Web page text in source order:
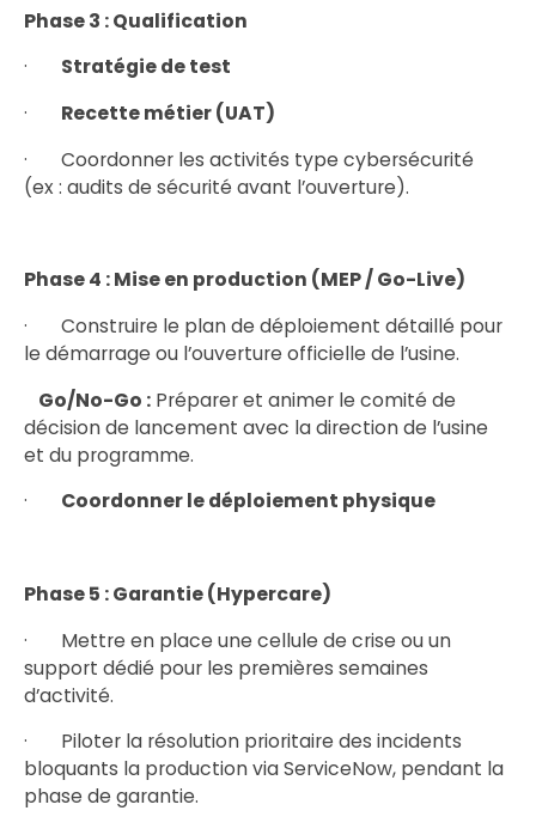
Phase 3 : Qualification
· Stratégie de test
· Recette métier (UAT)
· Coordonner les activités type cybersécurité
(ex : audits de sécurité avant l’ouverture).
Phase 4 : Mise en production (MEP / Go-Live)
· Construire le plan de déploiement détaillé pour
le démarrage ou l’ouverture officielle de l’usine.
Go/No-Go :Préparer et animer le comité de
décision de lancement avec la direction de l’usine
et du programme.
· Coordonner le déploiement physique
Phase 5 : Garantie (Hypercare)
· Mettre en place une cellule de crise ou un
support dédié pour les premières semaines
d’activité.
· Piloter la résolution prioritaire des incidents
bloquants la production via ServiceNow, pendant la
phase de garantie.